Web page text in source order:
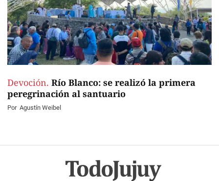
Devoción. Río Blanco: se realizó la primera
peregrinación al santuario
Por Agustín Weibel